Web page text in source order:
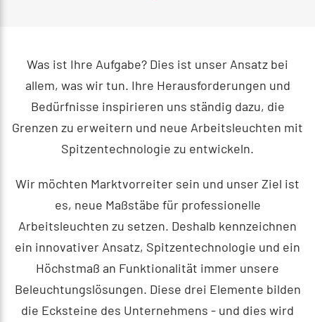
Was ist Ihre Aufgabe? Dies ist unser Ansatz bei
allem, was wir tun. Ihre Herausforderungen und
Bedürfnisse inspirieren uns ständig dazu, die
Grenzen zu erweitern und neue Arbeitsleuchten mit
Spitzentechnologie zu entwickeln.
Wir möchten Marktvorreiter sein und unser Ziel ist
es, neue Maßstäbe für professionelle
Arbeitsleuchten zu setzen. Deshalb kennzeichnen
ein innovativer Ansatz, Spitzentechnologie und ein
Höchstmaß an Funktionalität immer unsere
Beleuchtungslösungen. Diese drei Elemente bilden
die Ecksteine des Unternehmens - und dies wird